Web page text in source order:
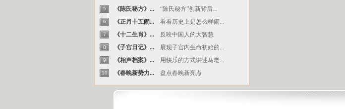
5 《陈氏秘方》... “陈氏秘方”创新背后...
6 《正月十五闹... 看看历史上是怎么样闹...
7 《十二生肖》... 反映中国人的大智慧
8 《子宫日记》... 展现子宫内生命初始的...
9 《相声档案》... 用快乐的方式讲述马老...
10 《春晚新势力... 盘点春晚新亮点